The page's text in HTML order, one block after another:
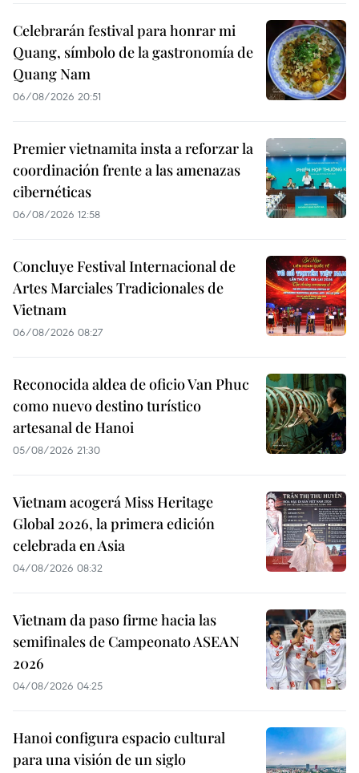
Celebrarán festival para honrar mi
Quang, símbolo de la gastronomía de
Quang Nam
06/08/2026 20:51
Premier vietnamita insta a reforzar la
coordinación frente a las amenazas
cibernéticas
06/08/2026 12:58
Concluye Festival Internacional de
Artes Marciales Tradicionales de
Vietnam
06/08/2026 08:27
Reconocida aldea de oficio Van Phuc
como nuevo destino turístico
artesanal de Hanoi
05/08/2026 21:30
Vietnam acogerá Miss Heritage
Global 2026, la primera edición
celebrada en Asia
04/08/2026 08:32
Vietnam da paso firme hacia las
semifinales de Campeonato ASEAN
2026
04/08/2026 04:25
Hanoi configura espacio cultural
para una visión de un siglo